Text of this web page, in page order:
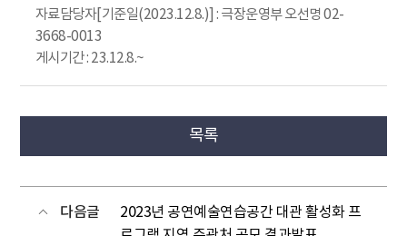
자료담당자[기준일(2023.12.8.)] : 극장운영부 오선명 02-
3668-0013
게시기간 : 23.12.8.~
목록
다음글
2023년 공연예술연습공간 대관 활성화 프